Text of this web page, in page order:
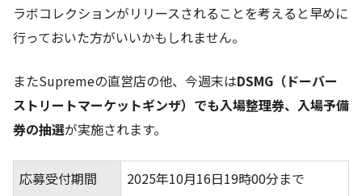
ラボコレクションがリリースされることを考えると早めに
行っておいた方がいいかもしれません。
またSupremeの直営店の他、今週末はDSMG（ドーバー
ストリートマーケットギンザ）でも入場整理券、入場予備
券の抽選が実施されます。
応募受付期間 2025年10月16日19時00分まで